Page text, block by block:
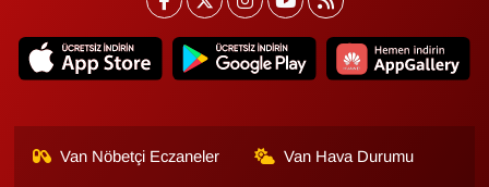
Van Nöbetçi Eczaneler Van Hava Durumu